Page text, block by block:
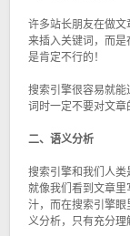
许多站长朋友在做
来插入关键词，而
是肯定不行的！
搜索引擎很容易就
词时一定不要对文章
二、语义分析
搜索引擎和我们人类
就像我们看到文章
汁，而在搜索引擎
义分析，只有充分理